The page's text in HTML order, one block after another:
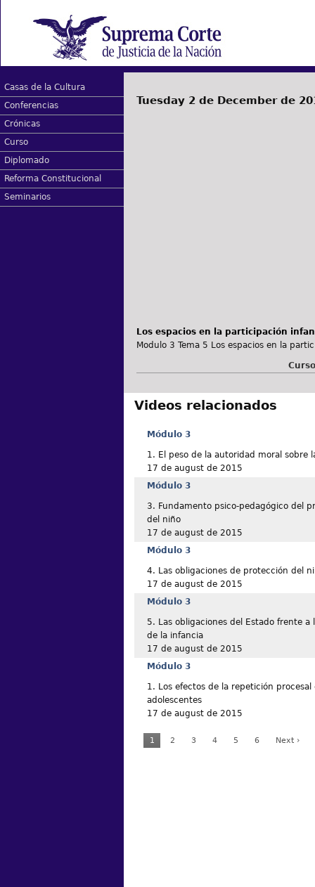
Casas de la Cultura
Conferencias
Crónicas
Curso
Diplomado
Reforma Constitucional
Seminarios
Tuesday 2 de December de
Los espacios en la participación
Modulo 3 Tema 5 Los espacios en la
Videos relacionados
Módulo 3
1. El peso de la autoridad moral sobre
17 de august de 2015
Módulo 3
3. Fundamento psico-pedagógico del
del niño
17 de august de 2015
Módulo 3
4. Las obligaciones de protección del
17 de august de 2015
Módulo 3
5. Las obligaciones del Estado frente a
de la infancia
17 de august de 2015
Módulo 3
1. Los efectos de la repetición
adolescentes
17 de august de 2015
1 2 3 4 5 6 Next ›